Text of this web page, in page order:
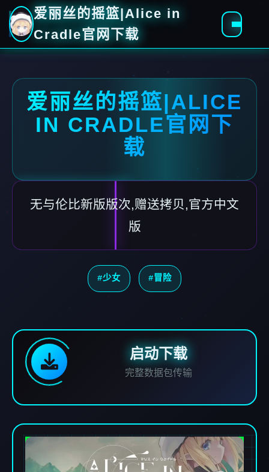
爱丽丝的摇篮|Alice in
Cradle官网下载
爱丽丝的摇篮|ALICE
IN CRADLE官网下
载
无与伦比新版版次,赠送拷贝,官方中文
版
#少女 #冒险
启动下载
完整数据包传输